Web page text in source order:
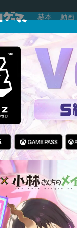
赫本 動画